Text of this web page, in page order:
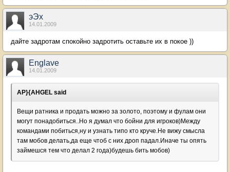
эЭх
14.01.2009
дайте задротам спокойно задротить оставьте их в покое ))
Englave
14.01.2009
AP}{AHGEL said
Вещи ратника и продать можно за золото, поэтому и фулам они
могут понадобиться..Но я думал что бойни для игроков)Между
командами побиться,ну и узнать типо кто круче.Не вижу смысла
там мобов делать,да еще чтоб с них дроп падал.Иначе ты опять
займешся тем что делал 2 года)будешь бить мобов)